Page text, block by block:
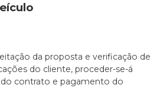
da proposta e verificação de
do cliente, proceder-se-á
do contrato e pagamento do